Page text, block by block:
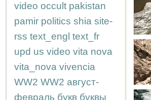
video occult pakistan
pamir politics shia site-
rss text_engl text_fr
upd us video vita nova
vita_nova vivencia
WW2 WW2 август-
февраль букв буквы